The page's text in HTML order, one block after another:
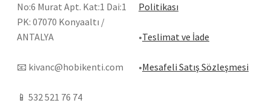
No:6 Murat Apt. Kat:1 Dai:1
PK: 07070 Konyaaltı /
ANTALYA
📧 kivanc@hobikenti.com
📱 532 521 76 74
Politikası
•Teslimat ve İade
•Mesafeli Satış Sözleşmesi